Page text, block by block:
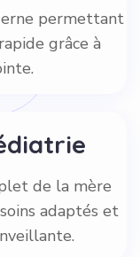
permettant
grâce à
de la mère
adaptés et